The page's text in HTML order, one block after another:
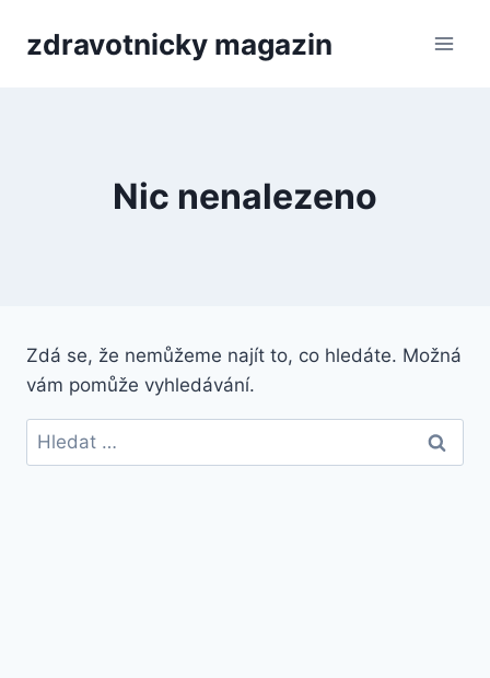
zdravotnicky magazin
Nic nenalezeno
Zdá se, že nemůžeme najít to, co hledáte. Možná
vám pomůže vyhledávání.
Vyhledávání